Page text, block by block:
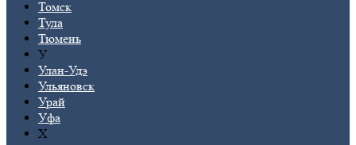
Томск
Тула
Тюмень
У
Улан-Удэ
Ульяновск
Урай
Уфа
Х